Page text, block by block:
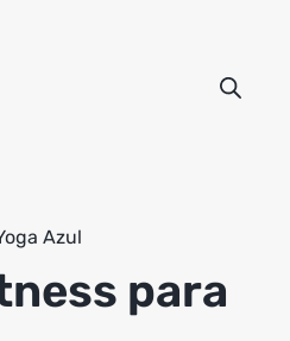
Azul
para